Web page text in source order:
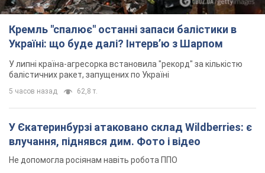
Не допомогла росіянам навіть робота ППО
"Чудовий батько": у мережі розповіли про
чоловіка, якого Росія убила ударом по
Броварах. Фото
3 часа назад